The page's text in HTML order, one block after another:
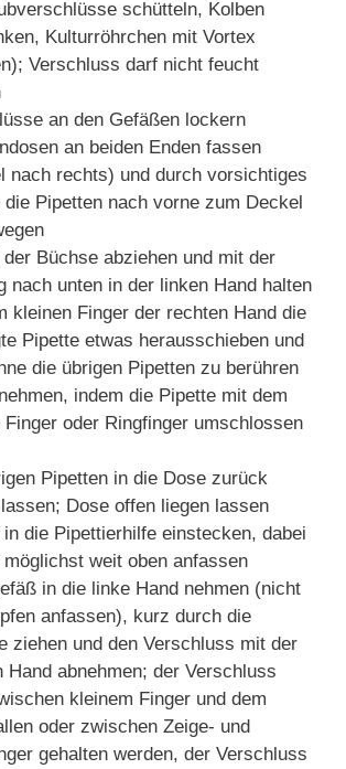
schütteln, Kolben
Kulturröhrchen mit Vortex
Verschluss darf nicht feucht
an den Gefäßen lockern
an beiden Enden fassen
nach rechts) und durch vorsichtiges
die Pipetten nach vorne zum Deckel
Büchse abziehen und mit der
nach unten in der linken Hand halten
kleinen Finger der rechten Hand die
Pipette etwas herausschieben und
die übrigen Pipetten zu berühren
indem die Pipette mit dem
Finger oder Ringfinger umschlossen
Pipetten in die Dose zurück
Dose offen liegen lassen
in die Pipettierhilfe einstecken, dabei
möglichst weit oben anfassen
in die linke Hand nehmen (nicht
anfassen), kurz durch die
ziehen und den Verschluss mit der
Hand abnehmen; der Verschluss
kleinem Finger und dem
oder zwischen Zeige- und
gehalten werden, der Verschluss